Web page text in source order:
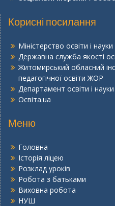
Корисні посилання
Міністерство освіти і
Державна служба якості
Житомирський обласний
педагогічної освіти ЖОР
Департамент освіти і
Освіта.ua
Меню
Головна
Історія ліцею
Розклад уроків
Робота з батьками
Виховна робота
НУШ